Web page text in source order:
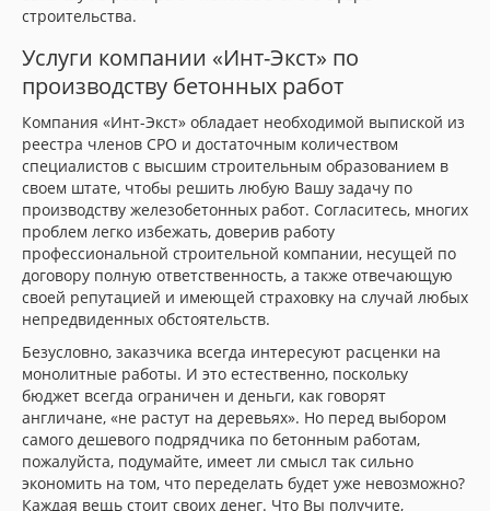
строительства.
Услуги компании «Инт-Экст» по
производству бетонных работ
Компания «Инт-Экст» обладает необходимой выпиской из
реестра членов СРО и достаточным количеством
специалистов с высшим строительным образованием в
своем штате, чтобы решить любую Вашу задачу по
производству железобетонных работ. Согласитесь, многих
проблем легко избежать, доверив работу
профессиональной строительной компании, несущей по
договору полную ответственность, а также отвечающую
своей репутацией и имеющей страховку на случай любых
непредвиденных обстоятельств.
Безусловно, заказчика всегда интересуют расценки на
монолитные работы. И это естественно, поскольку
бюджет всегда ограничен и деньги, как говорят
англичане, «не растут на деревьях». Но перед выбором
самого дешевого подрядчика по бетонным работам,
пожалуйста, подумайте, имеет ли смысл так сильно
экономить на том, что переделать будет уже невозможно?
Каждая вещь стоит своих денег. Что Вы получите,